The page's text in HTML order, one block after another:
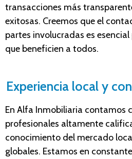
transacciones más
exitosas. Creemos que el
partes involucradas es
que beneficien a todos.
Experiencia local y
En Alfa Inmobiliaria contamos
profesionales altamente
conocimiento del mercado
globales. Estamos en